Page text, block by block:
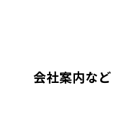
会社案内など